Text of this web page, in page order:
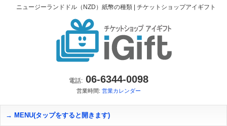
ニュージーランドドル（NZD）紙幣の種類 | チケットショップアイギフト
電話:06-6344-0098
営業時間: 営業カレンダー
MENU(タップをすると開きます)